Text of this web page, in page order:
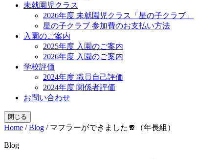
未就園児クラス
2026年度 未就園児クラス「星の子クラブ」
星の子クラブ 参加費のお支払い方法
入園のご案内
2025年度 入園のご案内
2026年度 入園のご案内
学校評価
2024年度 職員自己評価
2024年度 関係者評価
お問い合わせ
閉じる
Home /Blog / マフラーができました🧣（年長組）
Blog